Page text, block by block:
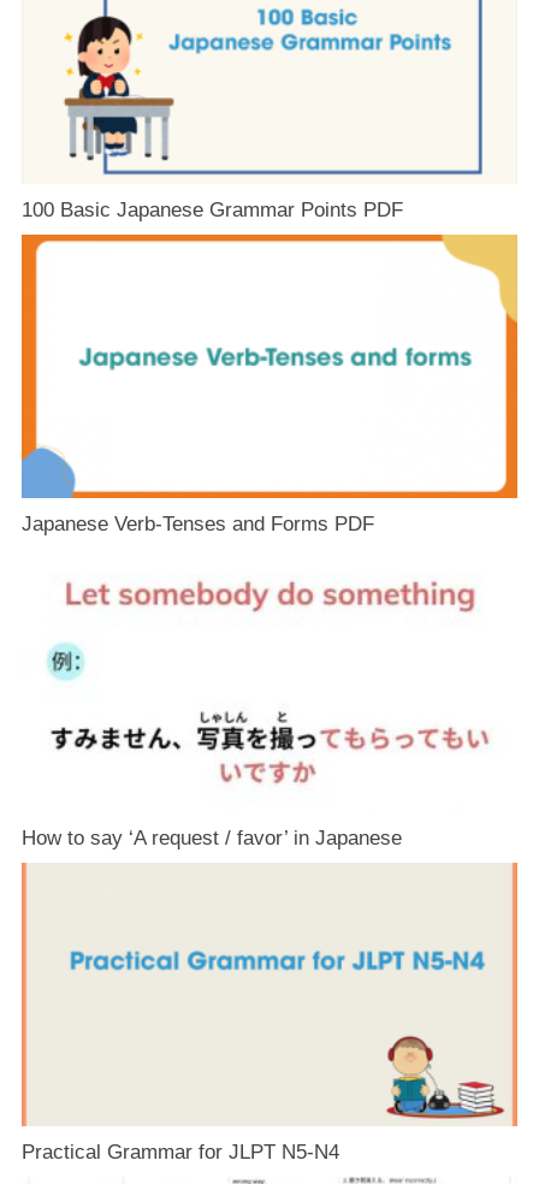
100 Basic Japanese Grammar Points PDF
Japanese Verb-Tenses and Forms PDF
How to say ‘A request / favor’ in Japanese
Practical Grammar for JLPT N5-N4